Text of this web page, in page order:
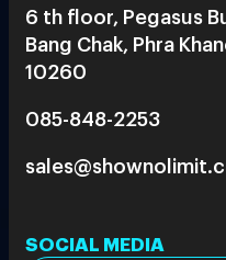
6 th floor, Pegasus
Bang Chak, Phra
10260
085-848-2253
SOCIAL MEDIA